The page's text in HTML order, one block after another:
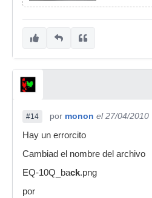
#14 por monon el 27/04/2010
Hay un errorcito
Cambiad el nombre del archivo
EQ-10Q_back.png
por